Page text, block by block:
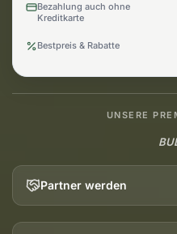
Bezahlung auch ohne
Kreditkarte
Bestpreis & Rabatte
UNSERE
Partner werden